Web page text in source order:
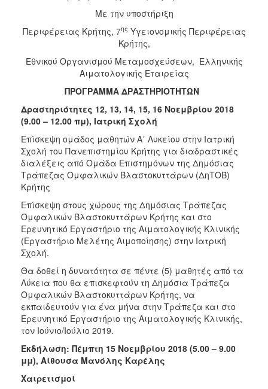
Με την υποστήριξη
Περιφέρειας Κρήτης, 7ης Υγειονομικής Περιφέρειας
Κρήτης,
Εθνικού Οργανισμού Μεταμοσχεύσεων, Ελληνικής
Αιματολογικής Εταιρείας
ΠΡΟΓΡΑΜΜΑ ΔΡΑΣΤΗΡΙΟΤΗΤΩΝ
Δραστηριότητες 12, 13, 14, 15, 16 Νοεμβρίου 2018
(9.00 – 12.00 πμ), Ιατρική Σχολή
Επίσκεψη ομάδος μαθητών Α΄ Λυκείου στην Ιατρική
Σχολή του Πανεπιστημίου Κρήτης για διαδραστικές
διαλέξεις από Ομάδα Επιστημόνων της Δημόσιας
Τράπεζας Ομφαλικών Βλαστοκυττάρων (ΔηΤΟΒ)
Κρήτης
Επίσκεψη στους χώρους της Δημόσιας Τράπεζας
Ομφαλικών Βλαστοκυττάρων Κρήτης και στο
Ερευνητικό Εργαστήριο της Αιματολογικής Κλινικής
(Εργαστήριο Μελέτης Αιμοποίησης) στην Ιατρική
Σχολή.
Θα δοθεί η δυνατότητα σε πέντε (5) μαθητές από τα
Λύκεια που θα επισκεφτούν τη Δημόσια Τράπεζα
Ομφαλικών Βλαστοκυττάρων Κρήτης, να
εκπαιδευτούν για ένα μήνα στην Τράπεζα και στο
Ερευνητικό Εργαστήριο της Αιματολογικής Κλινικής,
τον Ιούνιο/Ιούλιο 2019.
Εκδήλωση: Πέμπτη 15 Νοεμβρίου 2018 (5.00 – 9.00
μμ), Αίθουσα Μανόλης Καρέλης
Χαιρετισμοί